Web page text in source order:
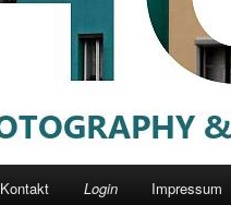
Kontakt Login Impressum